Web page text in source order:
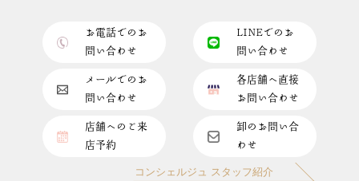
お電話でのお
問い合わせ
LINEでのお
問い合わせ
メールでのお
問い合わせ
各店舗へ直接
お問い合わせ
店舗へのご来
店予約
卸のお問い合
わせ
コンシェルジュ スタッフ紹介